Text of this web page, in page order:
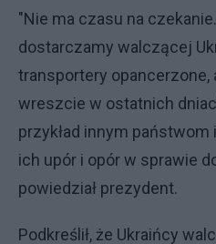
"Nie ma czasu na
dostarczamy walczącej
transportery opancerzone,
wreszcie w ostatnich
przykład innym państwom
ich upór i opór w sprawie
powiedział prezydent.
Podkreślił, że Ukraińcy